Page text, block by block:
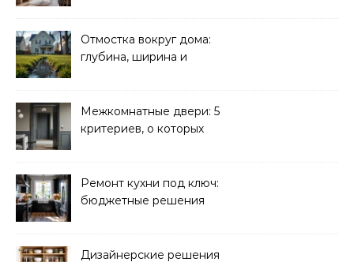
Отмостка вокруг дома:
глубина, ширина и
Межкомнатные двери: 5
критериев, о которых
Ремонт кухни под ключ:
бюджетные решения
Дизайнерские решения